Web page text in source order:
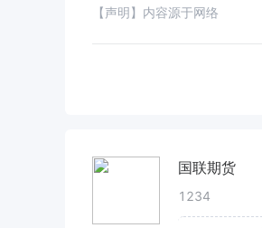
【声明】内容源于网络
国联期货
1234